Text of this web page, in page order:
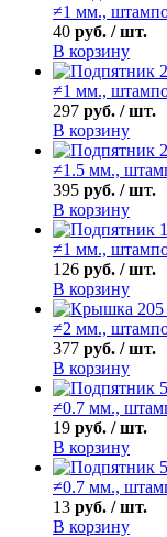
≠1 мм.,
40 руб. / шт.
В корзину
≠1 мм.,
297 руб. / шт.
В корзину
≠1.5 мм.,
395 руб. / шт.
В корзину
≠1 мм.,
126 руб. / шт.
В корзину
≠2 мм.,
377 руб. / шт.
В корзину
≠0.7 мм.,
19 руб. / шт.
В корзину
≠0.7 мм.,
13 руб. / шт.
В корзину